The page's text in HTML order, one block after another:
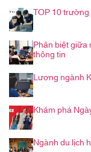
TOP 10
Phân biệt
thông tin
Lương ngành
Khám phá
Ngành du lịch